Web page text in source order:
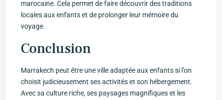
marocaine.​ Cela permet de‍ faire découvrir des traditions
locales aux enfants et de prolonger leur mémoire du
voyage.
Conclusion
Marrakech peut être une ‌ville adaptée aux ‍enfants si l’on
choisit judicieusement ‌ses activités et son ‍hébergement.
Avec sa culture riche,‌ ses paysages magnifiques et les ​